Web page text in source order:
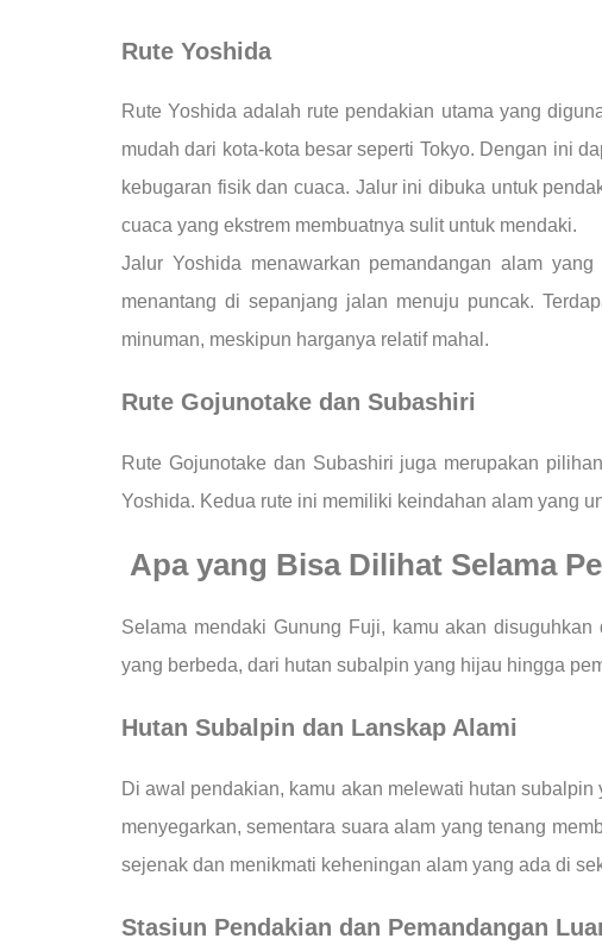
Rute Yoshida
Rute Yoshida adalah rute pendakian utama yang
mudah dari kota-kota besar seperti Tokyo. Dengan ini
kebugaran fisik dan cuaca. Jalur ini dibuka untuk
cuaca yang ekstrem membuatnya sulit untuk mendaki.
Jalur Yoshida menawarkan pemandangan alam
menantang di sepanjang jalan menuju puncak.
minuman, meskipun harganya relatif mahal.
Rute Gojunotake dan Subashiri
Rute Gojunotake dan Subashiri juga merupakan
Yoshida. Kedua rute ini memiliki keindahan alam yang
Apa yang Bisa Dilihat Selama
Selama mendaki Gunung Fuji, kamu akan
yang berbeda, dari hutan subalpin yang hijau hingga
Hutan Subalpin dan Lanskap Alami
Di awal pendakian, kamu akan melewati hutan
menyegarkan, sementara suara alam yang tenang
sejenak dan menikmati keheningan alam yang ada di
Stasiun Pendakian dan Pemandangan